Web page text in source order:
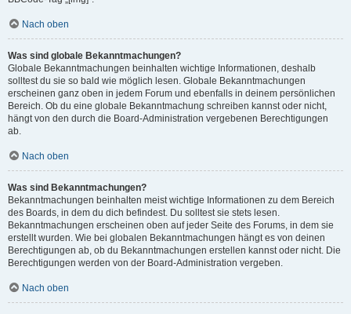
Nach oben
Was sind globale Bekanntmachungen?
Globale Bekanntmachungen beinhalten wichtige Informationen, deshalb
solltest du sie so bald wie möglich lesen. Globale Bekanntmachungen
erscheinen ganz oben in jedem Forum und ebenfalls in deinem persönlichen
Bereich. Ob du eine globale Bekanntmachung schreiben kannst oder nicht,
hängt von den durch die Board-Administration vergebenen Berechtigungen
ab.
Nach oben
Was sind Bekanntmachungen?
Bekanntmachungen beinhalten meist wichtige Informationen zu dem Bereich
des Boards, in dem du dich befindest. Du solltest sie stets lesen.
Bekanntmachungen erscheinen oben auf jeder Seite des Forums, in dem sie
erstellt wurden. Wie bei globalen Bekanntmachungen hängt es von deinen
Berechtigungen ab, ob du Bekanntmachungen erstellen kannst oder nicht. Die
Berechtigungen werden von der Board-Administration vergeben.
Nach oben